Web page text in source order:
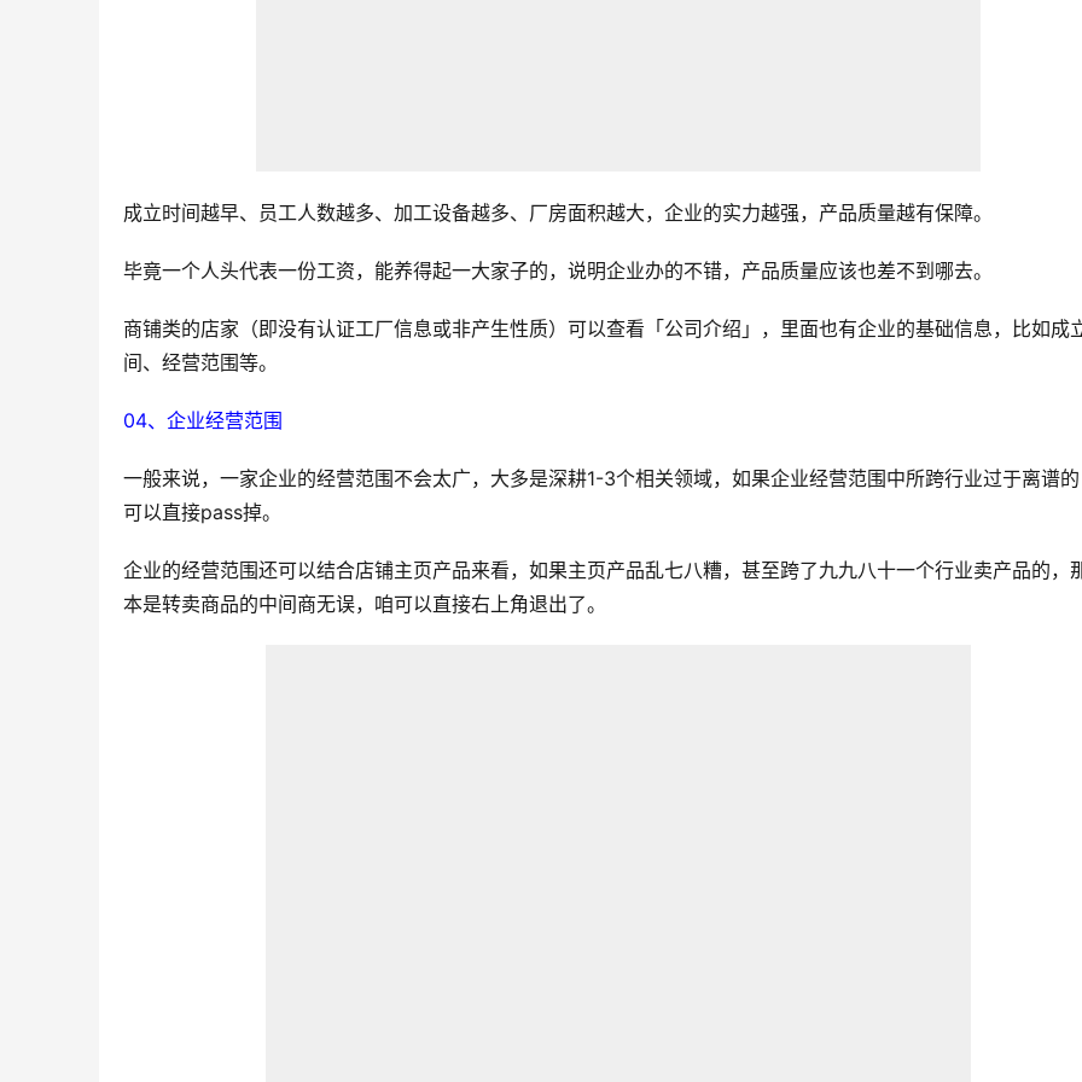
成立时间越早、员工人数越多、加工设备越多、厂房面积越大，企业的实力越强，产品质量越有保障。
毕竟一个人头代表一份工资，能养得起一大家子的，说明企业办的不错，产品质量应该也差不到哪去。
商铺类的店家（即没有认证工厂信息或非产生性质）可以查看「公司介绍」，里面也有企业的基础信息，比如成
间、经营范围等。
04、企业经营范围
一般来说，一家企业的经营范围不会太广，大多是深耕1-3个相关领域，如果企业经营范围中所跨行业过于离谱
可以直接pass掉。
企业的经营范围还可以结合店铺主页产品来看，如果主页产品乱七八糟，甚至跨了九九八十一个行业卖产品的，
本是转卖商品的中间商无误，咱可以直接右上角退出了。